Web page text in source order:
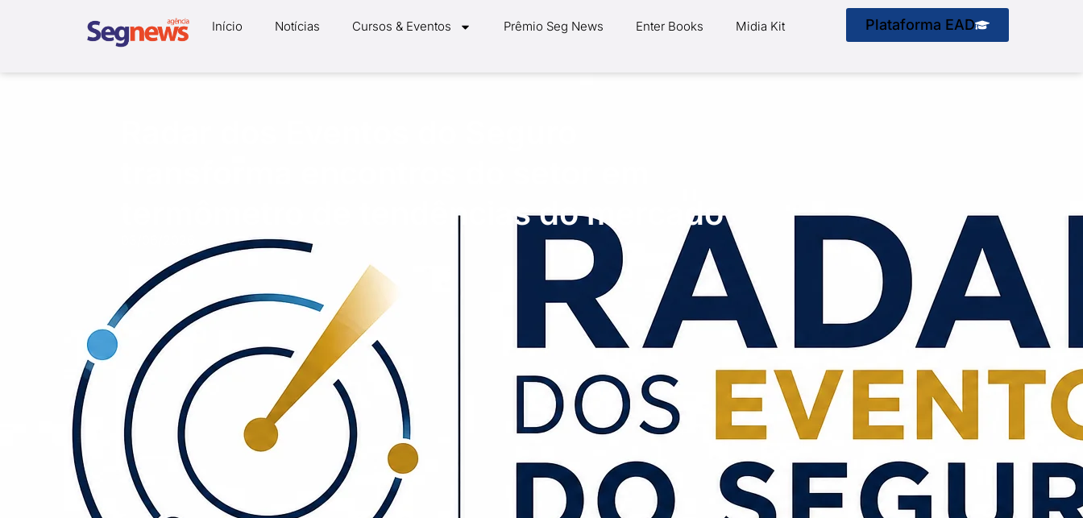
Início Notícias Cursos & Eventos Prêmio Seg News Enter Books Midia Kit Plataforma EAD
termômetro de tendências do mercado